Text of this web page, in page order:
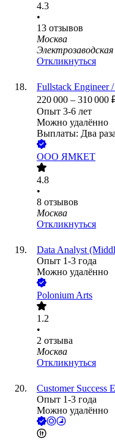
4.3
•
13 отзывов
Москва
Электрозаводская
Откликнуться
Fullstack Engineer
220 000 – 310 000
Опыт 3-6 лет
Можно удалённо
Выплаты: Два
ООО ЯМКЕТ
4.8
•
8 отзывов
Москва
Откликнуться
Data Analyst
Опыт 1-3 года
Можно удалённо
Polonium Arts
1.2
•
2 отзыва
Москва
Откликнуться
Customer Success
Опыт 1-3 года
Можно удалённо